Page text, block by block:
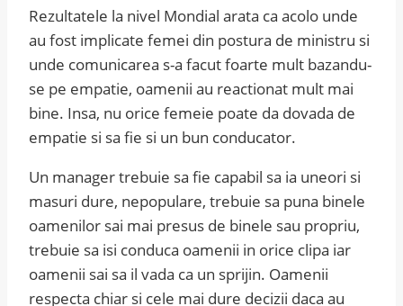
Rezultatele la nivel Mondial arata ca acolo unde
au fost implicate femei din postura de ministru si
unde comunicarea s-a facut foarte mult bazandu-
se pe empatie, oamenii au reactionat mult mai
bine. Insa, nu orice femeie poate da dovada de
empatie si sa fie si un bun conducator.
Un manager trebuie sa fie capabil sa ia uneori si
masuri dure, nepopulare, trebuie sa puna binele
oamenilor sai mai presus de binele sau propriu,
trebuie sa isi conduca oamenii in orice clipa iar
oamenii sai sa il vada ca un sprijin. Oamenii
respecta chiar si cele mai dure decizii daca au